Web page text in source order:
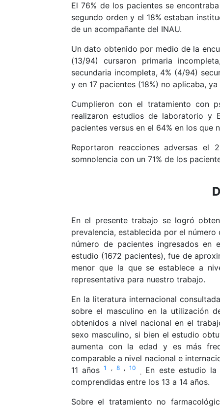
El 76% de los pacientes se
segundo orden y el 18% estaban
de un acompañante del INAU.
Un dato obtenido por medio de la
(13/94) cursaron primaria
secundaria incompleta, 4% (4/94)
y en 17 pacientes (18%) no aplicaba,
Cumplieron con el tratamiento con
realizaron estudios de laboratorio
pacientes versus en el 64% en los que
Reportaron reacciones adversas el
somnolencia con un 71% de los
En el presente trabajo se logró
prevalencia, establecida por el
número de pacientes ingresados en
estudio (1672 pacientes), fue de
menor que la que se establece a
representativa para nuestro trabajo.
En la literatura internacional
sobre el masculino en la utilización
obtenidos a nivel nacional en el
sexo masculino, si bien el estudio
aumenta con la edad y es más
comparable a nivel nacional e
11 años1 , 8 , 10
. En este estudio
comprendidas entre los 13 a 14 años.
Sobre el tratamiento no